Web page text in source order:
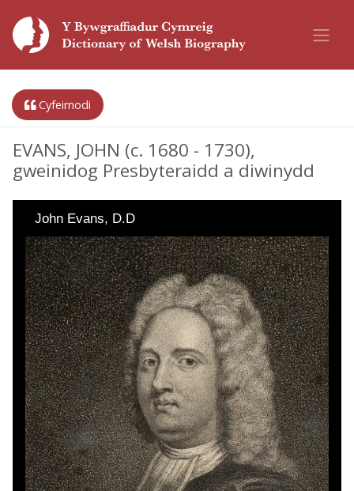
Cyfeirnodi
EVANS, JOHN (c. 1680 - 1730),
gweinidog Presbyteraidd a diwinydd
John Evans, D.D